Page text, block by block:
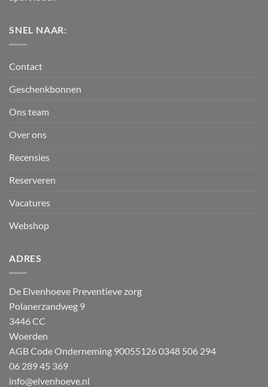
SNEL NAAR:
Contact
Geschenkbonnen
Ons team
Over ons
Recensies
Reserveren
Vacatures
Webshop
ADRES
De Elvenhoeve Preventieve zorg
Polanerzandweg 9
3446 CC
Woerden
AGB Code Onderneming 900551260348 506 294
06 289 45 369
info@elvenhoeve.nl